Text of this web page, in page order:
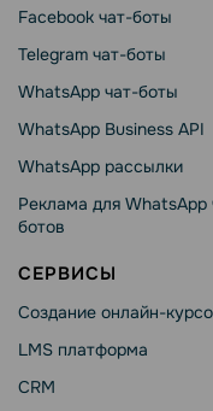
Facebook чат-боты
Telegram чат-боты
WhatsApp чат-боты
WhatsApp Business API
WhatsApp рассылки
Реклама для WhatsApp
ботов
СЕРВИСЫ
Создание онлайн-
LMS платформа
CRM